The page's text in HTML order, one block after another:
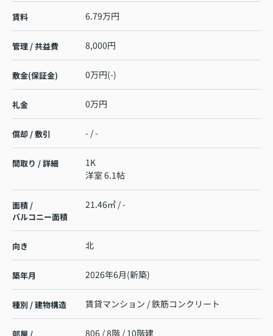
賃料 6.79万円
管理 / 共益費 8,000円
敷金(保証金) 0万円(-)
礼金 0万円
償却 / 敷引 - / -
間取り / 詳細
1K
洋室 6.1帖
面積 /
バルコニー面積
21.46㎡ / -
向き 北
築年月 2026年6月(新築)
種別 / 建物構造 賃貸マンション / 鉄筋コンクリート
806 / 8階 / 10階建